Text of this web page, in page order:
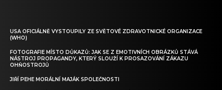
USA OFICIÁLNĚ VYSTOUPILY ZE SVĚTOVÉ ZDRAVOTNICKÉ ORGANIZACE
(WHO)
FOTOGRAFIE MÍSTO DŮKAZŮ: JAK SE Z EMOTIVNÍCH OBRÁZKŮ STÁVÁ
NÁSTROJ PROPAGANDY, KTERÝ SLOUŽÍ K PROSAZOVÁNÍ ZÁKAZU
OHŇOSTROJŮ
JIŘÍ PEHE MORÁLNÍ MAJÁK SPOLEČNOSTI